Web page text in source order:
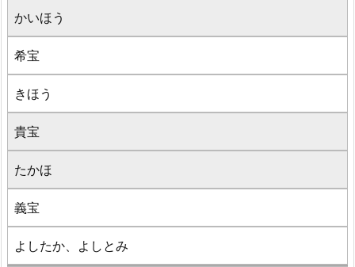
かいほう
希宝
きほう
貴宝
たかほ
義宝
よしたか、よしとみ